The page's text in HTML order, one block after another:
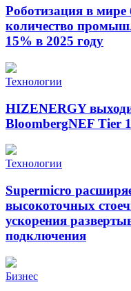
Роботизация в
количество
15% в 2025 году
Технологии
HIZENERGY
BloombergNEF Tier 1
Технологии
Supermicro
высокоточных
ускорения
подключения
Бизнес